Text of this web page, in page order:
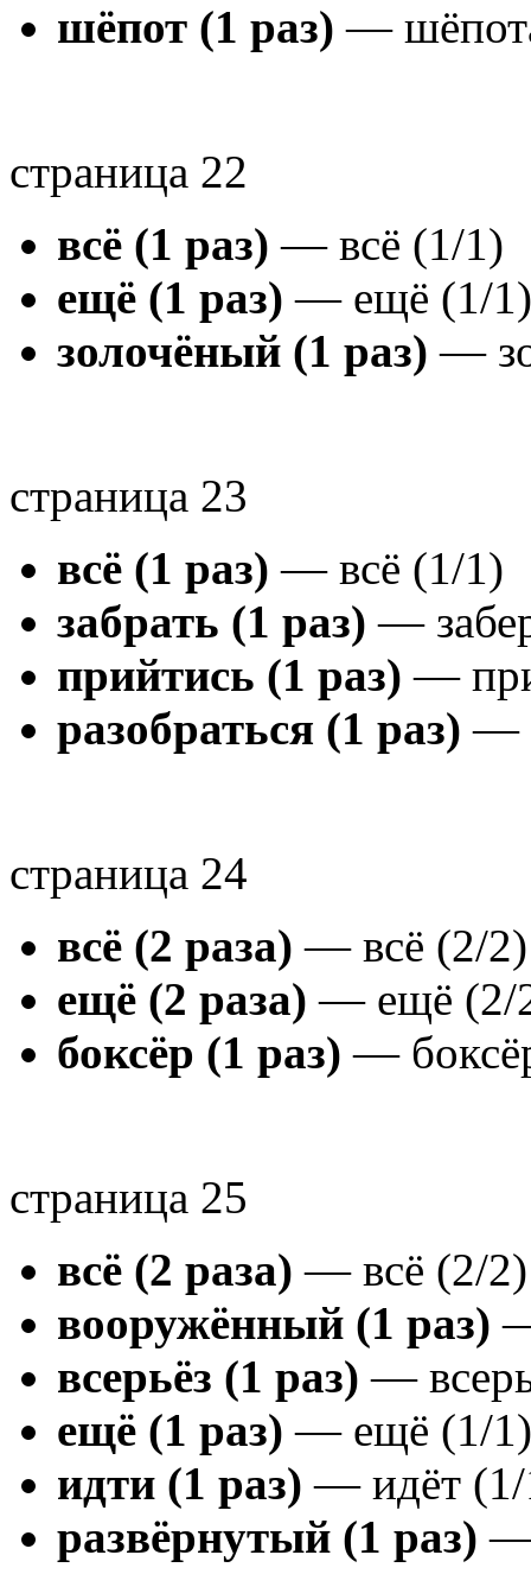
шёпот (1 раз) —
страница 22
всё (1 раз) — всё (1/1)
ещё (1 раз) — ещё (1/1)
золочёный (1 раз) —
страница 23
всё (1 раз) — всё (1/1)
забрать (1 раз) —
прийтись (1 раз) —
разобраться (1 раз) —
страница 24
всё (2 раза) — всё (2/2)
ещё (2 раза) — ещё (2/
боксёр (1 раз) —
страница 25
всё (2 раза) — всё (2/2)
вооружённый (1 раз)
всерьёз (1 раз) —
ещё (1 раз) — ещё (1/1)
идти (1 раз) — идёт
развёрнутый (1 раз) —